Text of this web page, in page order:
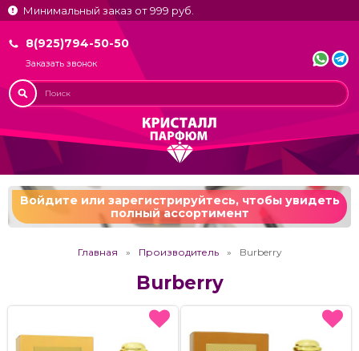
Минимальный заказ от 999 руб.
8(925)794-50-50
Заказать звонок
Войдите или зарегистрируйтесь,чтобы увидеть
полный ассортимент
Главная Производитель Burberry
Burberry